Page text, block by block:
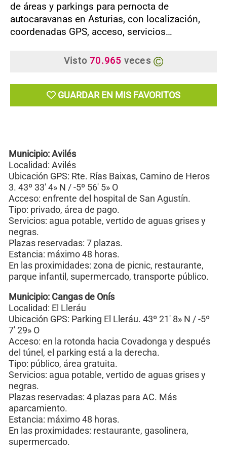
de áreas y parkings para pernocta de
autocaravanas en Asturias, con localización,
coordenadas GPS, acceso, servicios…
Visto70.965 veces
GUARDAR EN MIS FAVORITOS
Municipio: Avilés
Localidad: Avilés
Ubicación GPS: Rte. Rías Baixas, Camino de Heros
3. 43º 33′ 4» N / -5º 56′ 5» O
Acceso: enfrente del hospital de San Agustín.
Tipo: privado, área de pago.
Servicios: agua potable, vertido de aguas grises y
negras.
Plazas reservadas: 7 plazas.
Estancia: máximo 48 horas.
En las proximidades: zona de picnic, restaurante,
parque infantil, supermercado, transporte público.
Municipio: Cangas de Onís
Localidad: El Lleráu
Ubicación GPS: Parking El Lleráu. 43º 21′ 8» N / -5º
7′ 29» O
Acceso: en la rotonda hacia Covadonga y después
del túnel, el parking está a la derecha.
Tipo: público, área gratuita.
Servicios: agua potable, vertido de aguas grises y
negras.
Plazas reservadas: 4 plazas para AC. Más
aparcamiento.
Estancia: máximo 48 horas.
En las proximidades: restaurante, gasolinera,
supermercado.